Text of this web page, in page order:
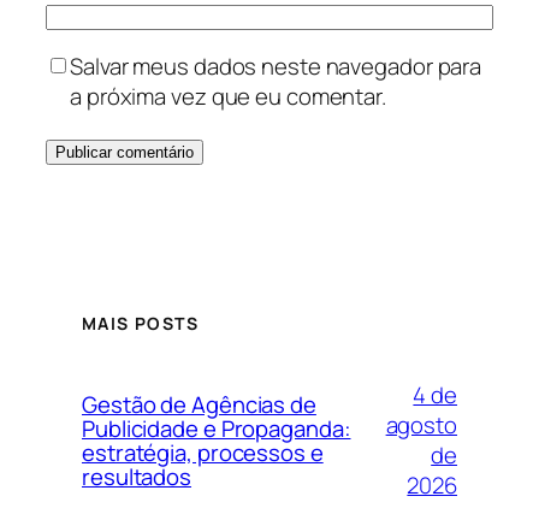
Salvar meus dados neste navegador para
a próxima vez que eu comentar.
MAIS POSTS
Gestão de Agências de
Publicidade e Propaganda:
estratégia, processos e
resultados
4 de
agosto
de
2026